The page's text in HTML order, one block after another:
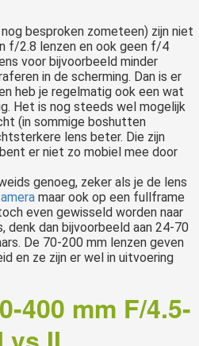
besproken zometeen) zijn niet
f/2.8 lenzen en ook geen f/4
voor bijvoorbeeld minder
in de scherming. Dan is er
heb je regelmatig ook een wat
Het is nog steeds wel mogelijk
(in sommige boshutten
lens beter. Die zijn
er niet zo mobiel mee door
genoeg, zeker als je de lens
maar ook op een fullframe
even gewisseld worden naar
denk dan bijvoorbeeld aan 24-70
De 70-200 mm lenzen geven
en ze zijn er wel in uitvoering
400 mm F/4.5-